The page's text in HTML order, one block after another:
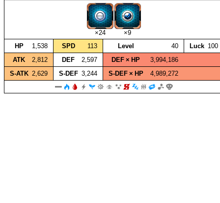
×24
×9
HP
1,538 SPD 113 Level 40 Luck 100
ATK
2,812 DEF 2,597 DEF × HP
3,994,186
S‑ATK 2,629 S‑DEF 3,244 S‑DEF × HP 4,989,272